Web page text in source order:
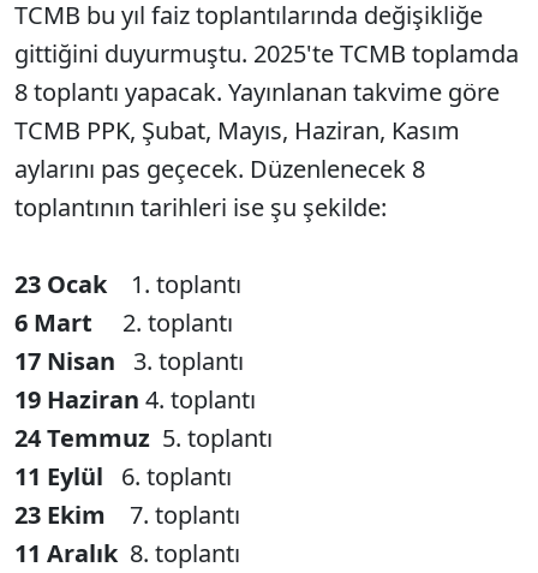
TCMB bu yıl faiz toplantılarında değişikliğe
gittiğini duyurmuştu. 2025'te TCMB toplamda
8 toplantı yapacak. Yayınlanan takvime göre
TCMB PPK, Şubat, Mayıs, Haziran, Kasım
aylarını pas geçecek. Düzenlenecek 8
toplantının tarihleri ise şu şekilde:
23 Ocak
1. toplantı
6 Mart
2. toplantı
17 Nisan 3. toplantı
19 Haziran 4. toplantı
24 Temmuz 5. toplantı
11 Eylül
6. toplantı
23 Ekim 7. toplantı
11 Aralık8. toplantı